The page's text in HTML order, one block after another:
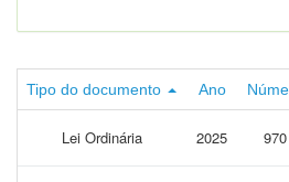
Tipo do documento Ano
Lei Ordinária 2025 970